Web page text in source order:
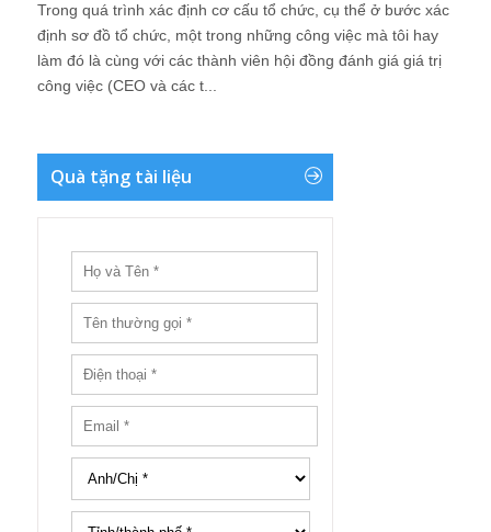
Trong quá trình xác định cơ cấu tổ chức, cụ thể ở bước xác
định sơ đồ tổ chức, một trong những công việc mà tôi hay
làm đó là cùng với các thành viên hội đồng đánh giá giá trị
công việc (CEO và các t...
Quà tặng tài liệu